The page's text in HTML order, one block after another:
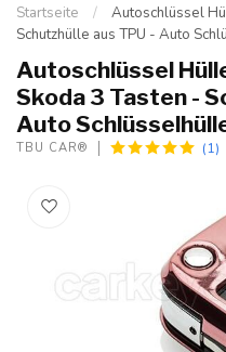
Startseite /
Autoschlüssel
Schutzhülle aus TPU - Auto
Autoschlüssel
Skoda 3 Tasten -
Auto
TBU CAR® (1)